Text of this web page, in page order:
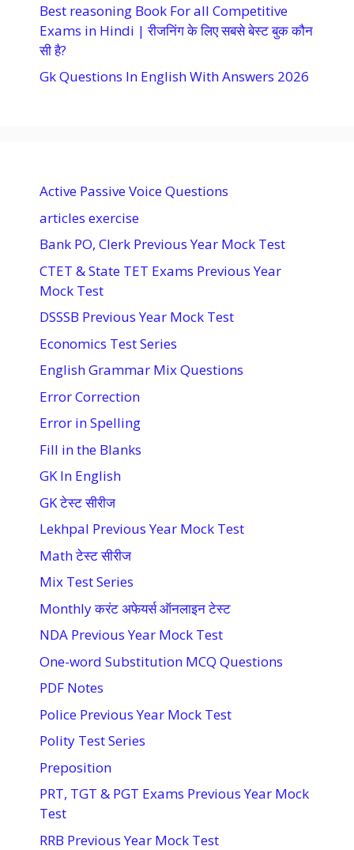
Best reasoning Book For all Competitive
Exams in Hindi | रीजनिंग के लिए सबसे बेस्ट बुक कौन
सी है?
Gk Questions In English With Answers 2026
Active Passive Voice Questions
articles exercise
Bank PO, Clerk Previous Year Mock Test
CTET & State TET Exams Previous Year
Mock Test
DSSSB Previous Year Mock Test
Economics Test Series
English Grammar Mix Questions
Error Correction
Error in Spelling
Fill in the Blanks
GK In English
GK टेस्ट सीरीज
Lekhpal Previous Year Mock Test
Math टेस्ट सीरीज
Mix Test Series
Monthly करंट अफेयर्स ऑनलाइन टेस्ट
NDA Previous Year Mock Test
One-word Substitution MCQ Questions
PDF Notes
Police Previous Year Mock Test
Polity Test Series
Preposition
PRT, TGT & PGT Exams Previous Year Mock
Test
RRB Previous Year Mock Test